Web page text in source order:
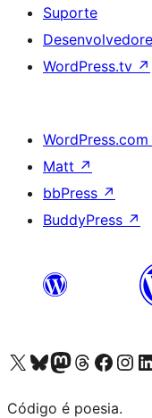
Suporte
WordPress.tv ↗
WordPress.com
Matt ↗
bbPress ↗
BuddyPress ↗
Acessar nossa conta do X (antigo Twitter)
Acessar nossa conta do Bluesky
Acessar nossa conta do Mastodon
Acessar nossa conta do
Acessar nossa
Acessar
Código é poesia.